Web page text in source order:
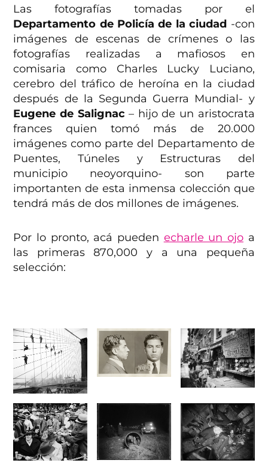
Las fotografías tomadas por el
Departamento de Policía de la ciudad -con
imágenes de escenas de crímenes o las
fotografías realizadas a mafiosos en
comisaria como Charles Lucky Luciano,
cerebro del tráfico de heroína en la ciudad
después de la Segunda Guerra Mundial- y
Eugene de Salignac– hijo de un aristocrata
frances quien tomó más de 20.000
imágenes como parte del Departamento de
Puentes, Túneles y Estructuras del
municipio neoyorquino- son parte
importanten de esta inmensa colección que
tendrá más de dos millones de imágenes.
Por lo pronto, acá pueden echarle un ojoa
las primeras 870,000 y a una pequeña
selección: